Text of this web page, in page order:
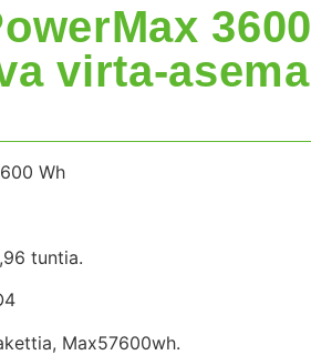
3600
virta-asema
Wh
tuntia.
Max57600wh.